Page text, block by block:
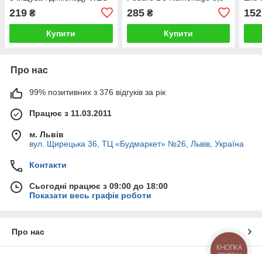
219 ₴
Купити
285₴
Купити
152
Про нас
99% позитивних з 376 відгуків за рік
Працює з 11.03.2011
м. Львів
вул. Щирецька 36, ТЦ «Будмаркет» №26, Львів, Україна
Контакти
Сьогодні працює з 09:00 до 18:00
Показати весь графік роботи
Про нас
КНОПКА